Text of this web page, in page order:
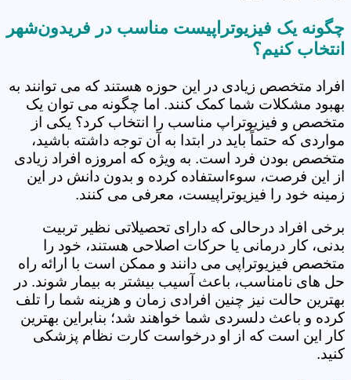
چگونه یک فیزیوتراپیست مناسب در فریدون‌شهر
انتخاب کنیم؟
افراد متخصص زیادی در این حوزه هستند که می توانند به
بهبود مشکلات شما کمک کنند. اما چگونه می توان یک
متخصص و فیزیوتراپ مناسب را انتخاب کرد؟ یکی از
مواردی که حتماً باید در ابتدا به آن توجه داشته باشید،
متخصص بودن فرد است. به ویژه که امروزه افراد زیادی
از این فرصت، سوءاستفاده کرده و بدون دانش در این
زمینه خود را فیزیوتراپیست، معرفی می کنند.
برخی افراد درحالی که دارای تحصیلاتی نظیر تربیت
بدنی، کار درمانی یا حرکات اصلاحی هستند، خود را
متخصص فیزیوتراپی می دانند و ممکن است با ارائه راه
حل های نامناسب، باعث آسیب بیشتر به بیمار شوند. در
بهترین حالت نیز چنین افرادی زمان و هزینه شما را تلف
کرده و باعث دلسردی شما خواهند شد؛ بنابراین بهترین
کار این است که از او درخواست کارت نظام پزشکی
کنید.